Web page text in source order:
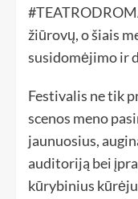
žiūrovų, o šiais
susidomėjimo ir
Festivalis ne tik
scenos meno
jaunuosius,
auditoriją bei
kūrybinius